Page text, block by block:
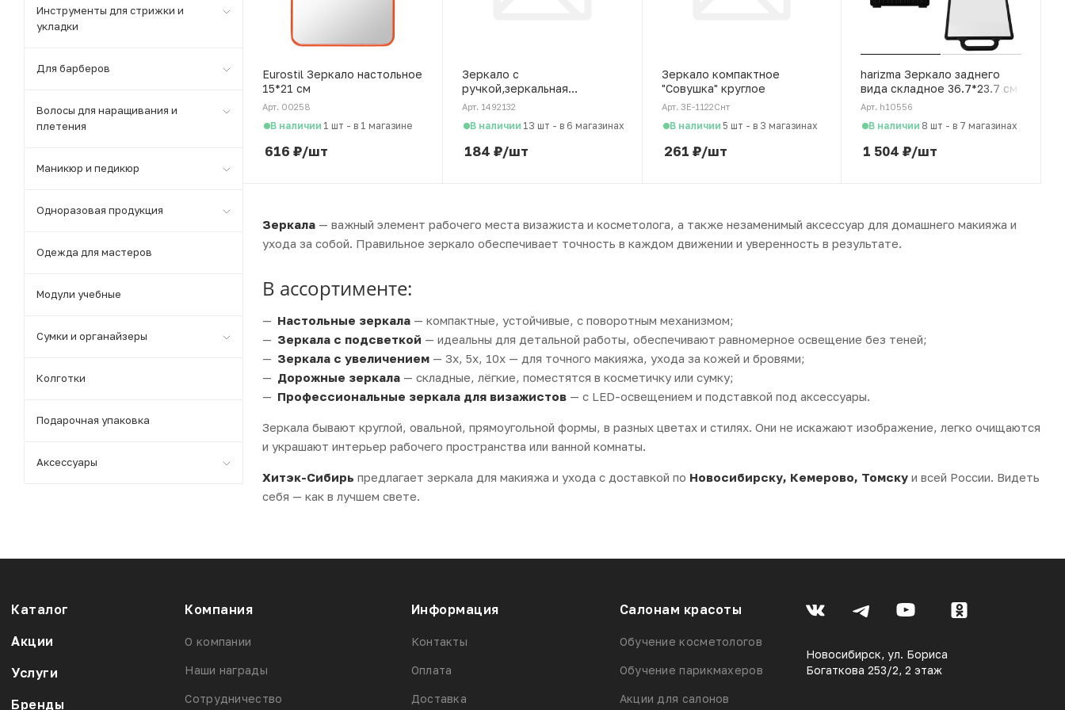
Eurostil Зеркало настольное
15*21 см
Арт. 00258
В наличии 1 шт - в 1 магазине
616 ₽/шт
Зеркало с
ручкой,зеркальная
поверхность 8*10см
Арт. 1492132
В наличии 13 шт - в 6 магазинах
184 ₽/шт
Зеркало компактное
"Совушка" круглое
Арт. ЗЕ-1122Снт
В наличии 5 шт - в 3 магазинах
261 ₽/шт
harizma Зеркало заднего
вида складное 36.7*23.7 см
Арт. h10556
В наличии 8 шт - в 7 магазинах
1 504 ₽/шт
Зеркала — важный элемент рабочего места визажиста и косметолога, а также незаменимый аксессуар для домашнего макияжа и
ухода за собой. Правильное зеркало обеспечивает точность в каждом движении и уверенность в результате.
В ассортименте:
Настольные зеркала — компактные, устойчивые, с поворотным механизмом;
Зеркала с подсветкой — идеальны для детальной работы, обеспечивают равномерное освещение без теней;
Зеркала с увеличением — 3x, 5x, 10x — для точного макияжа, ухода за кожей и бровями;
Дорожные зеркала — складные, лёгкие, поместятся в косметичку или сумку;
Профессиональные зеркала для визажистов — с LED-освещением и подставкой под аксессуары.
Зеркала бывают круглой, овальной, прямоугольной формы, в разных цветах и стилях. Они не искажают изображение, легко очищаются
и украшают интерьер рабочего пространства или ванной комнаты.
Хитэк-Сибирь предлагает зеркала для макияжа и ухода с доставкой по Новосибирску, Кемерово, Томску и всей России. Видеть
себя — как в лучшем свете.
Инструменты для стрижки и
укладки
Для барберов
Волосы для наращивания и
плетения
Маникюр и педикюр
Одноразовая продукция
Одежда для мастеров
Модули учебные
Сумки и органайзеры
Колготки
Подарочная упаковка
Аксессуары
Каталог
Акции
Услуги
Бренды
Компания
О компании
Наши награды
Сотрудничество
Информация
Контакты
Оплата
Доставка
Салонам красоты
Обучение косметологов
Обучение парикмахеров
Акции для салонов
Новосибирск, ул. Бориса
Богаткова 253/2, 2 этаж